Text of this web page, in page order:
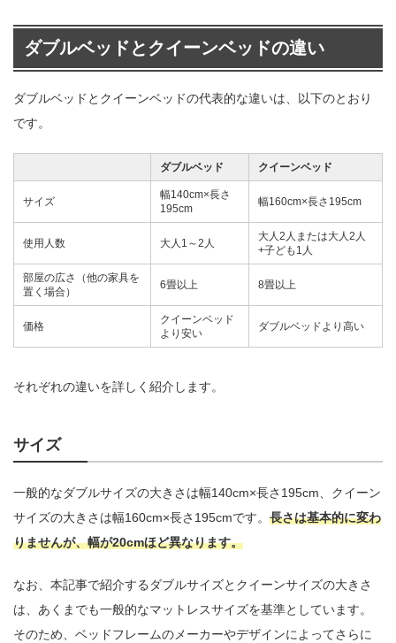
ダブルベッドとクイーンベッドの違い
ダブルベッドとクイーンベッドの代表的な違いは、以下のとおり
です。
ダブルベッド クイーンベッド
サイズ
幅140cm×長さ
195cm
幅160cm×長さ195cm
使用人数 大人1～2人
大人2人または大人2人
+子ども1人
部屋の広さ（他の家具を
置く場合）
6畳以上 8畳以上
価格
クイーンベッド
より安い
ダブルベッドより高い
それぞれの違いを詳しく紹介します。
サイズ
一般的なダブルサイズの大きさは幅140cm×長さ195cm、クイーン
サイズの大きさは幅160cm×長さ195cmです。 長さは基本的に変わ
りませんが、幅が20cmほど異なります。
なお、本記事で紹介するダブルサイズとクイーンサイズの大きさ
は、あくまでも一般的なマットレスサイズを基準としています。
そのため、ベッドフレームのメーカーやデザインによってさらに